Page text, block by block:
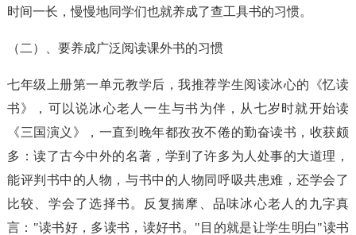
时间一长，慢慢地同学们也就养成了查工具书的习惯。
（二）、要养成广泛阅读课外书的习惯
七年级上册第一单元教学后，我推荐学生阅读冰心的《忆读
书》，可以说冰心老人一生与书为伴，从七岁时就开始读
《三国演义》，一直到晚年都孜孜不倦的勤奋读书，收获颇
多：读了古今中外的名著，学到了许多为人处事的大道理，
能评判书中的人物，与书中的人物同呼吸共患难，还学会了
比较、学会了选择书。反复揣摩、品味冰心老人的九字真
言："读书好，多读书，读好书。"目的就是让学生明白"读书